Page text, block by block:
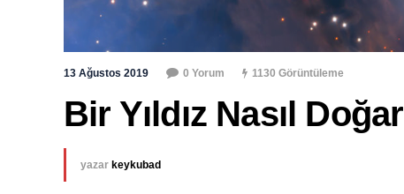
13 Ağustos 2019 0 Yorum 1130 Görüntüleme
Bir Yıldız Nasıl Doğar
yazar keykubad